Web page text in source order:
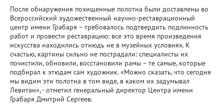
После обнаружения похищенные полотна были доставлены во
Всероссийский художественный научно-реставрационный
центр имени Грабаря – требовалось подтвердить подлинность
работ и провести реставрацию: все это время произведения
искусства находились отнюдь не в музейных условиях. К
счастью, картины сильно не пострадали: специалисты их
почистили, обновили, восстановили рамы – те самые, которые
подбирал к этюдам сам художник. «Можно сказать, что сегодня
мы видим эти полотна в том виде, в каком их задумывал
Левитан», - отметил генеральный директор Центра имени
Грабаря Дмитрий Сергеев.